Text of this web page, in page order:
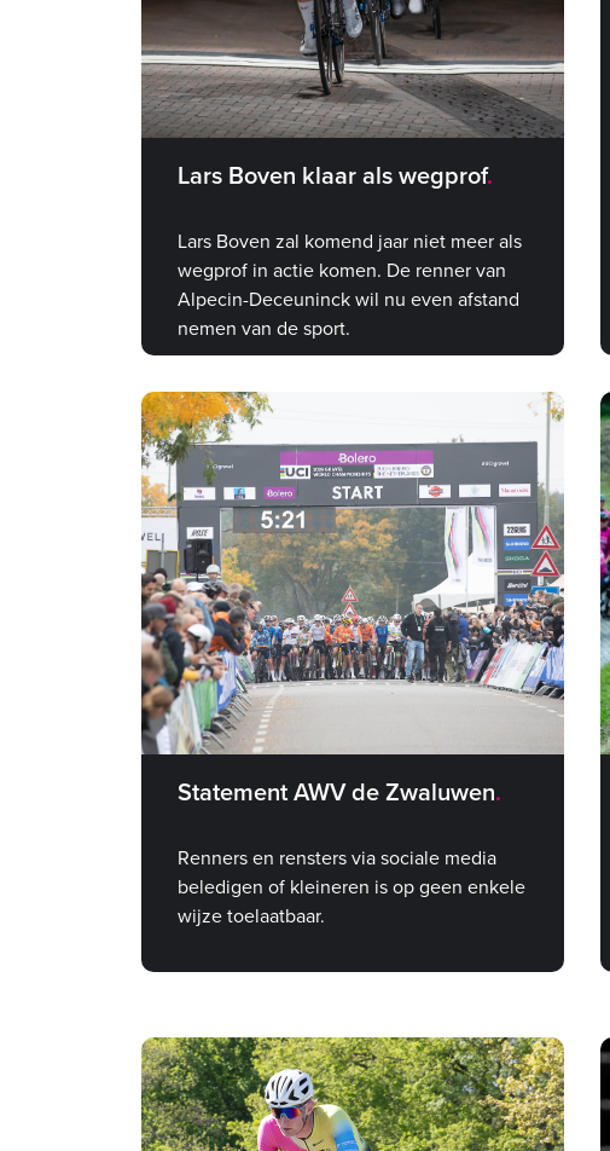
Lars Boven klaar als wegprof
Lars Boven zal komend jaar niet meer als
wegprof in actie komen. De renner van
Alpecin-Deceuninck wil nu even afstand
nemen van de sport.
Statement AWV de Zwaluwen
Renners en rensters via sociale media
beledigen of kleineren is op geen enkele
wijze toelaatbaar.